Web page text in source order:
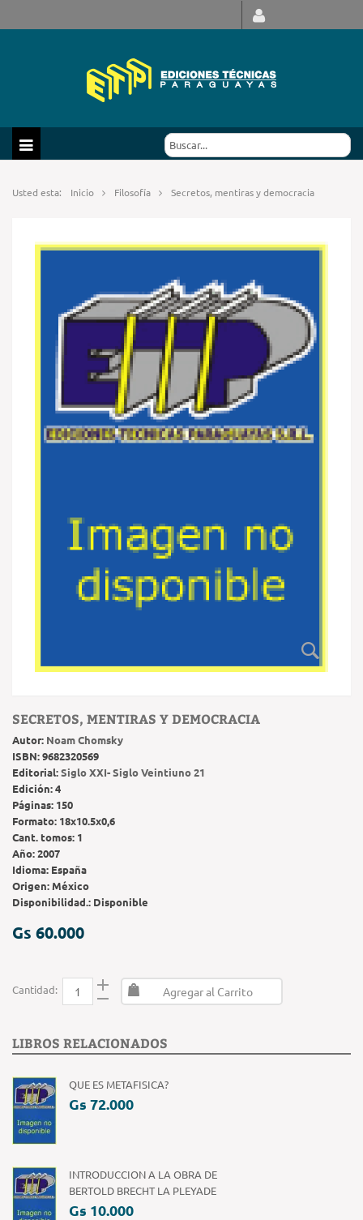
Usted esta: Inicio Filosofía Secretos, mentiras y democracia
SECRETOS, MENTIRAS Y DEMOCRACIA
Autor: Noam Chomsky
ISBN:9682320569
Editorial:Siglo XXI- Siglo Veintiuno 21
Edición:4
Páginas: 150
Formato: 18x10.5x0,6
Cant. tomos: 1
Año:2007
Idioma: España
Origen:México
Disponibilidad.: Disponible
Gs 60.000
Cantidad: Agregar al Carrito
LIBROS RELACIONADOS
QUE ES METAFISICA?
Gs 72.000
INTRODUCCION A LA OBRA DE
BERTOLD BRECHT LA PLEYADE
Gs 10.000